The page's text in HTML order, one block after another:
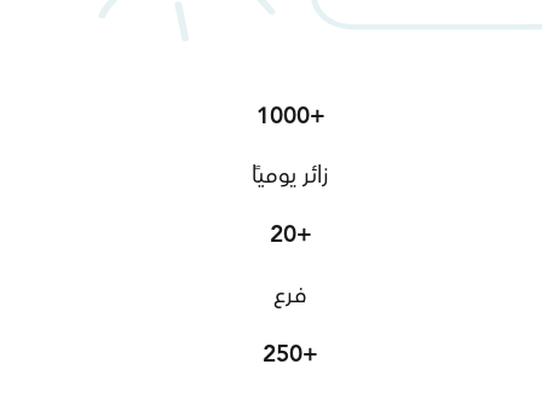
1000+
زائر يوميًا
20+
فرع
250+